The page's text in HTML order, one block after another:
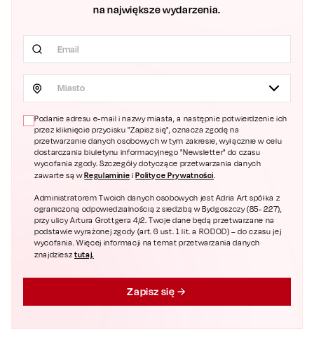
na największe wydarzenia.
Miasto
Podanie adresu e-mail i nazwy miasta, a następnie potwierdzenie ich
przez kliknięcie przycisku "Zapisz się", oznacza zgodę na
przetwarzanie danych osobowych w tym zakresie, wyłącznie w celu
dostarczania biuletynu informacyjnego "Newsletter" do czasu
wycofania zgody. Szczegóły dotyczące przetwarzania danych
zawarte są wRegulaminie iPolityce Prywatności.
Administratorem Twoich danych osobowych jest Adria Art spółka z
ograniczoną odpowiedzialnością z siedzibą w Bydgoszczy (85- 227),
przy ulicy Artura Grottgera 4/2. Twoje dane będą przetwarzane na
podstawie wyrażonej zgody (art. 6 ust. 1 lit. a RODOD) – do czasu jej
wycofania. Więcej informacji na temat przetwarzania danych
znajdziesztutaj.
Zapisz się